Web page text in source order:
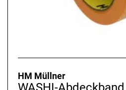
HM Müllner